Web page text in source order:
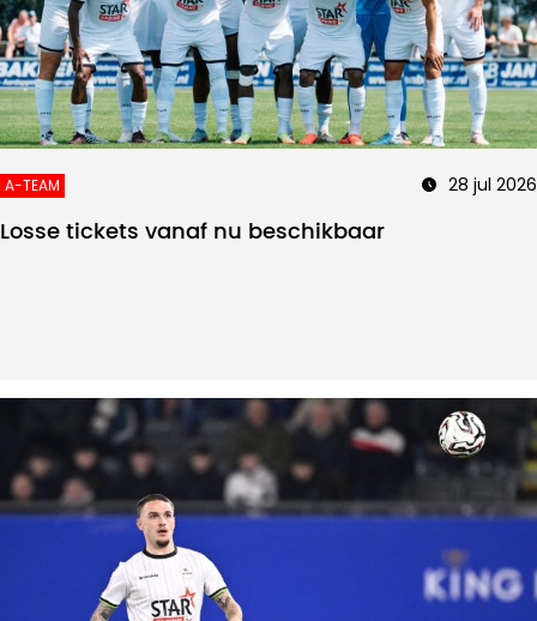
A-TEAM 28 jul 2026
Losse tickets vanaf nu beschikbaar